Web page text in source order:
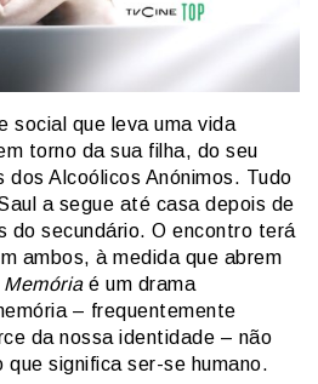
social que leva uma vida
torno da sua filha, do seu
dos Alcoólicos Anónimos. Tudo
a segue até casa depois de
do secundário. O encontro terá
ambos, à medida que abrem
Memória é um drama
– frequentemente
da nossa identidade – não
significa ser-se humano.